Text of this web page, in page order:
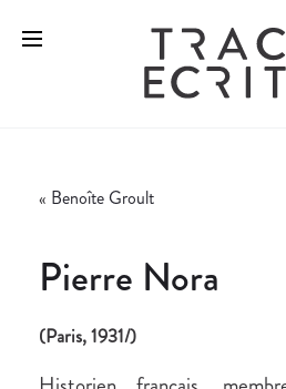
« Benoîte Groult
Pierre Nora
(Paris, 1931/)